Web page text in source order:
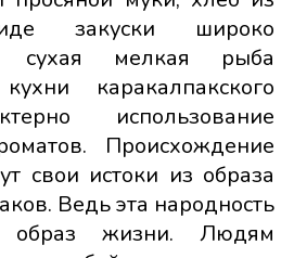
закуски широко
сухая мелкая рыба
каракалпакского
использование
Происхождение
свои истоки из образа
Ведь эта народность
образ жизни. Людям